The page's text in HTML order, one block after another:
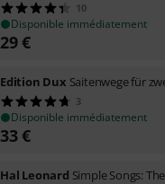
10
Disponible immédiatement
29€
Edition Dux Saitenwege für
3
Disponible immédiatement
33€
Hal Leonard Simple Songs: